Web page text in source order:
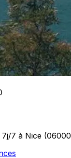
7 à Nice